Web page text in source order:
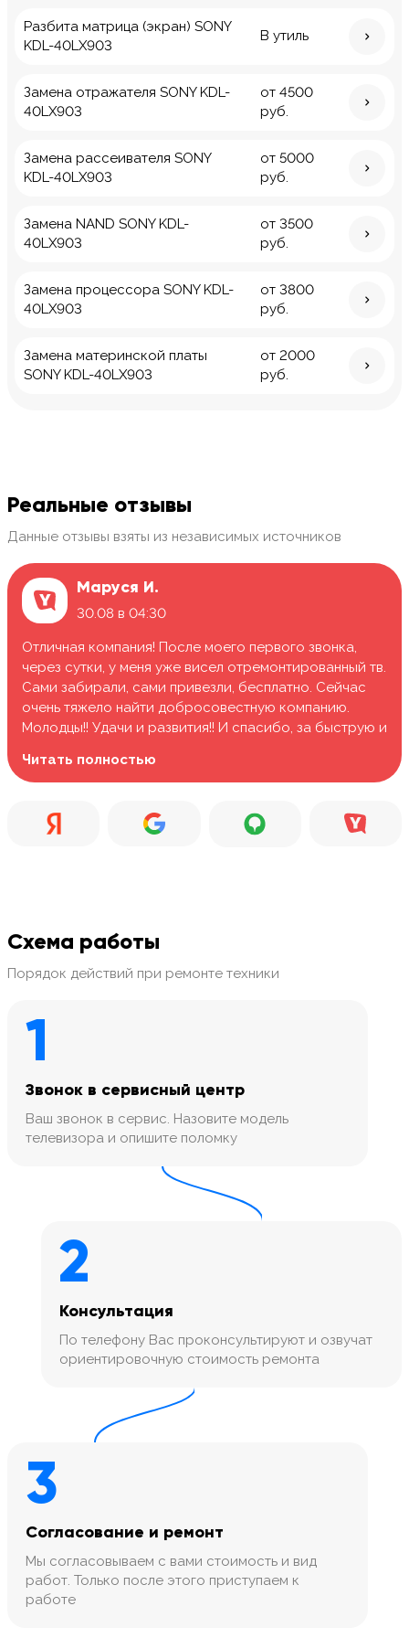
Разбита матрица (экран) SONY
KDL-40LX903
В утиль
Замена отражателя SONY KDL-
40LX903
от 4500
руб.
Замена рассеивателя SONY
KDL-40LX903
от 5000
руб.
Замена NAND SONY KDL-
40LX903
от 3500
руб.
Замена процессора SONY KDL-
40LX903
от 3800
руб.
Замена материнской платы
SONY KDL-40LX903
от 2000
руб.
Реальные отзывы
Данные отзывы взяты из независимых источников
Маруся И.
30.08 в 04:30
Отличная компания! После моего первого звонка,
через сутки, у меня уже висел отремонтированный тв.
Сами забирали, сами привезли, бесплатно. Сейчас
очень тяжело найти добросовестную компанию.
Молодцы!! Удачи и развития!! И спасибо, за быструю и
Читать полностью
Схема работы
Порядок действий при ремонте техники
1
Звонок в сервисный центр
Ваш звонок в сервис. Назовите модель
телевизора и опишите поломку
2
Консультация
По телефону Вас проконсультируют и озвучат
ориентировочную стоимость ремонта
3
Согласование и ремонт
Мы согласовываем с вами стоимость и вид
работ. Только после этого приступаем к
работе